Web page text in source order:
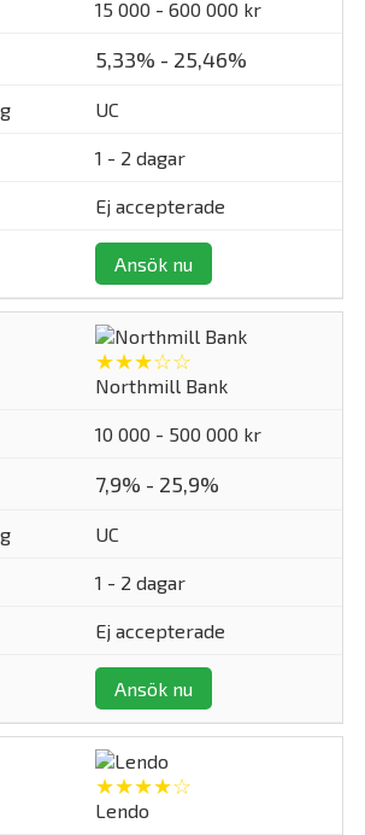
15 000 - 600 000 kr
5,33% - 25,46%
UC
1 - 2 dagar
Ej accepterade
Ansök nu
★★★☆☆
Northmill Bank
10 000 - 500 000 kr
7,9% - 25,9%
UC
1 - 2 dagar
Ej accepterade
Ansök nu
★★★★☆
Lendo